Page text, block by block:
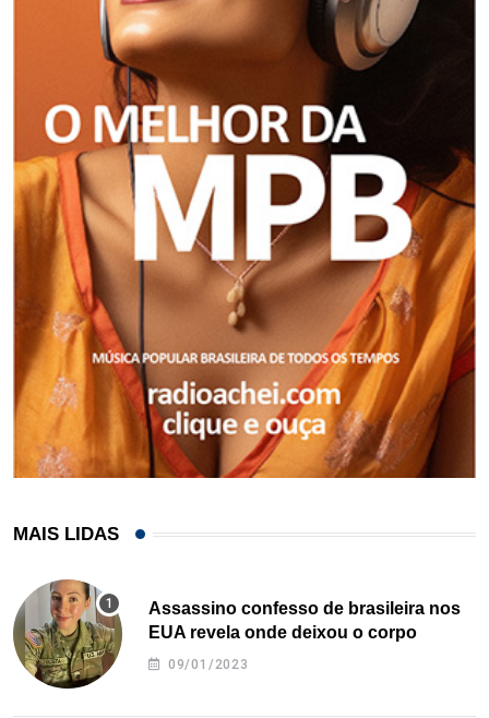
MAIS LIDAS
Assassino confesso de brasileira nos
EUA revela onde deixou o corpo
09/01/2023